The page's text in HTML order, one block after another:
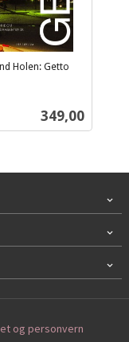
Holen: Getto
Pris
349,00
og personvern